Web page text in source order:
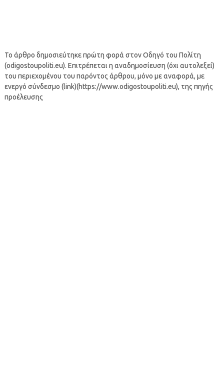
Το άρθρο δημοσιεύτηκε πρώτη φορά στον Οδηγό του Πολίτη
(odigostoupoliti.eu). Επιτρέπεται η αναδημοσίευση (όχι αυτολεξεί)
του περιεχομένου του παρόντος άρθρου, μόνο με αναφορά, με
ενεργό σύνδεσμο (link)(https://www.odigostoupoliti.eu), της πηγής
προέλευσης